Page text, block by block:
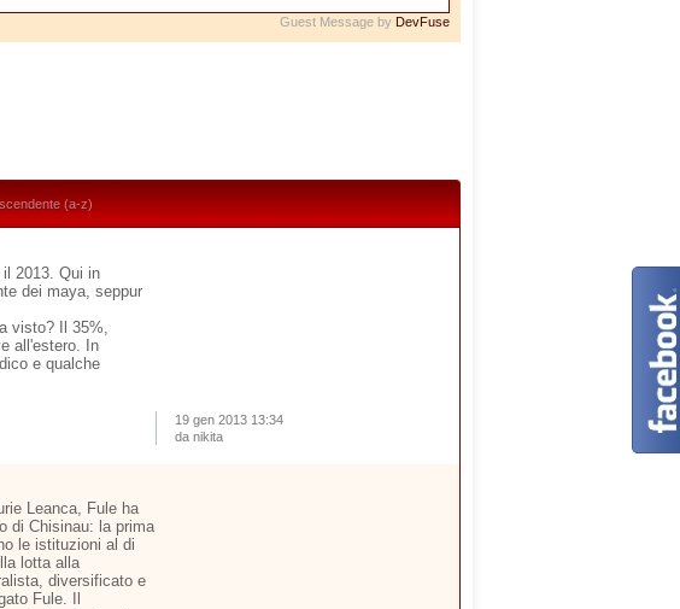
Guest Message by DevFuse
(a-z)
2013. Qui in
dei maya, seppur
visto? Il 35%,
all'estero. In
e qualche
19 gen 2013 13:34
da nikita
Leanca, Fule ha
di Chisinau: la prima
le istituzioni al di
lotta alla
diversificato e
Fule. Il